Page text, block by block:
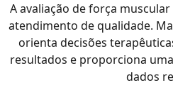
A avaliação de força muscular
atendimento de qualidade.
orienta decisões
resultados e proporciona
dados